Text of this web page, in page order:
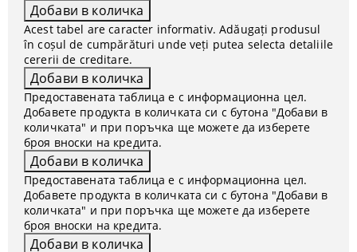
Acest tabel are caracter informativ. Adăugați produsul
în coșul de cumpărături unde veți putea selecta detaliile
cererii de creditare.
Предоставената таблица е с информационна цел.
Добавете продукта в количката си с бутона "Добави в
количката" и при поръчка ще можете да изберете
броя вноски на кредита.
Предоставената таблица е с информационна цел.
Добавете продукта в количката си с бутона "Добави в
количката" и при поръчка ще можете да изберете
броя вноски на кредита.